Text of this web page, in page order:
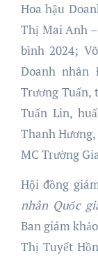
Hoa hậu
Thị Mai Anh
bình 2024;
Doanh nhân
Trương Tuấn,
Tuấn Lin,
Thanh
MC Trường
Hội đồng
nhân Quốc
Ban giám
Thị Tuyết